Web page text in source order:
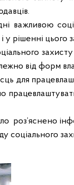
важливою
і у рішенні
захисту
від форм
для
роз’яснено
соціального